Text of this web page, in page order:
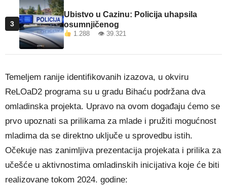
3
Ubistvo u Cazinu: Policija uhapsila
osumnjičenog
1.288 👁 39.321
Temeljem ranije identifikovanih izazova, u okviru
ReLOaD2 programa su u gradu Bihaću podržana dva
omladinska projekta. Upravo na ovom događaju ćemo se
prvo upoznati sa prilikama za mlade i pružiti mogućnost
mladima da se direktno uključe u sprovedbu istih.
Očekuje nas zanimljiva prezentacija projekata i prilika za
učešće u aktivnostima omladinskih inicijativa koje će biti
realizovane tokom 2024. godine: